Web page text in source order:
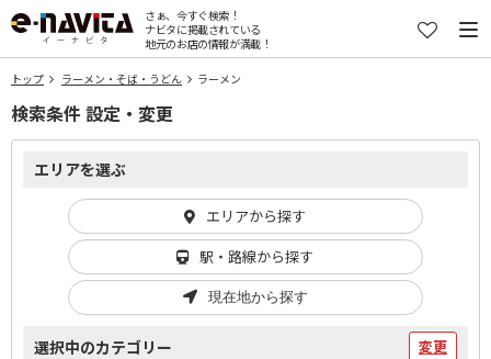
さぁ、今すぐ検索！
ナビタに掲載されている
地元のお店の情報が満載！
トップ ラーメン・そば・うどん ラーメン
検索条件 設定・変更
エリアを選ぶ
エリアから探す
駅・路線から探す
現在地から探す
選択中のカテゴリー 変更